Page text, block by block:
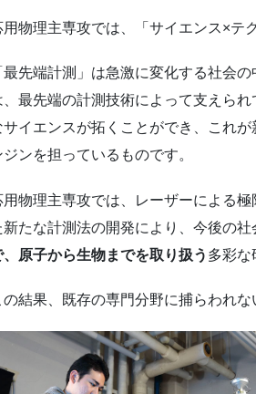
用物理主専攻では、「サイエンス×テ
最先端計測」は急激に変化する社会
、最先端の計測技術によって支えら
サイエンスが拓くことができ、これ
ジンを担っているものです。
用物理主専攻では、レーザーによる
新たな計測法の開発により、今後の
、原子から生物までを取り扱う 多彩な
の結果、既存の専門分野に捕らわれ